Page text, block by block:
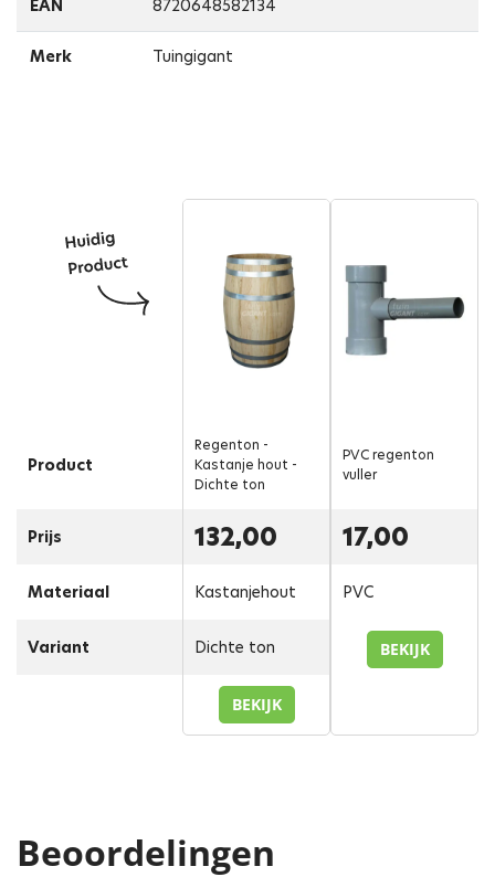
EAN 8720648582134
Merk Tuingigant
Product
Prijs
Materiaal
Variant
Regenton -
Kastanje hout -
Dichte ton
132,00
Kastanjehout
Dichte ton
BEKIJK
PVC regenton
vuller
17,00
PVC
BEKIJK
Beoordelingen